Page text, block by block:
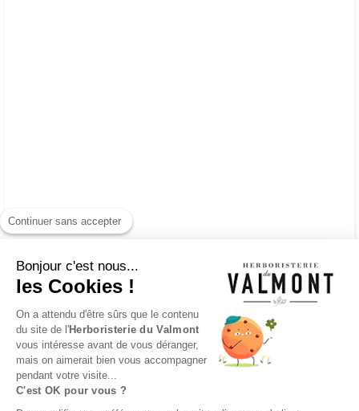
Continuer sans accepter
Bonjour c'est nous...
les Cookies !
On a attendu d'être sûrs que le contenu
du site de l'Herboristerie du Valmont
vous intéresse avant de vous déranger,
mais on aimerait bien vous accompagner
pendant votre visite...
C'est OK pour vous ?